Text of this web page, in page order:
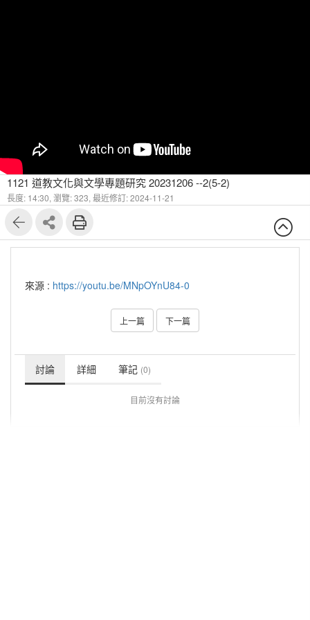
1121 道教文化與文學專題研究 20231206 --2(5-2)
長度: 14:30, 瀏覽: 323, 最近修訂: 2024-11-21
來源 : https://youtu.be/MNpOYnU84-0
上一篇 下一篇
討論 詳細 筆記 (0)
目前沒有討論